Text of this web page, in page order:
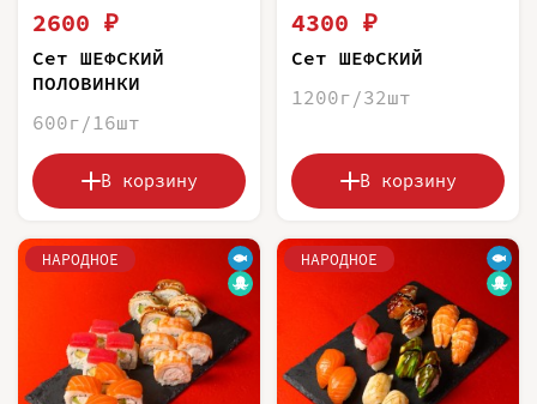
2600 ₽
Сет ШЕФСКИЙ
ПОЛОВИНКИ
600г/16шт
В корзину
4300 ₽
Сет ШЕФСКИЙ
1200г/32шт
В корзину
НАРОДНОЕ НАРОДНОЕ